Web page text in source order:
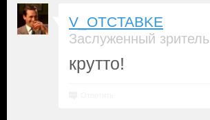
V_OTCTABKE
Заслуженный зритель
крутто!